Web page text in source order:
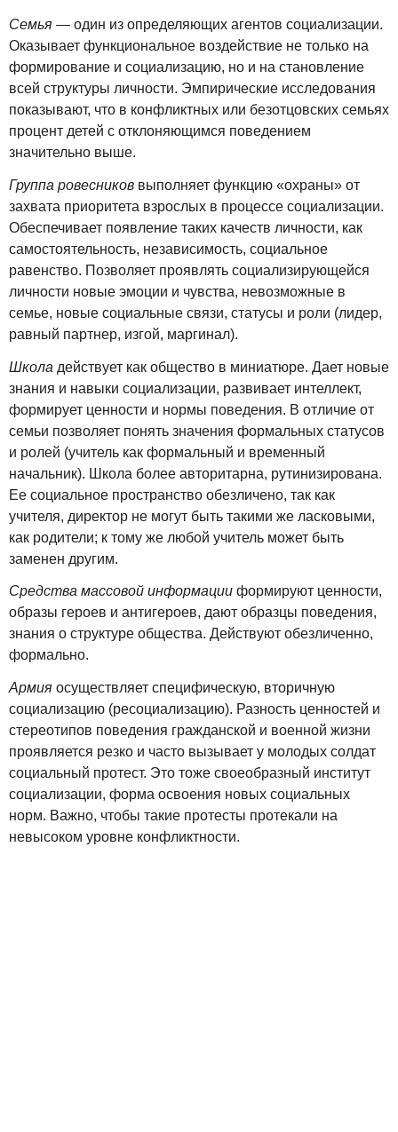
Семья — один из определяющих агентов социализации.
Оказывает функциональное воздействие не только на
формирование и социализацию, но и на становление
всей структуры личности. Эмпирические исследования
показывают, что в конфликтных или безотцовских семьях
процент детей с отклоняющимся поведением
значительно выше.
Группа ровесников выполняет функцию «охраны» от
захвата приоритета взрослых в процессе социализации.
Обеспечивает появление таких качеств личности, как
самостоятельность, независимость, социальное
равенство. Позволяет проявлять социализирующейся
личности новые эмоции и чувства, невозможные в
семье, новые социальные связи, статусы и роли (лидер,
равный партнер, изгой, маргинал).
Школа действует как общество в миниатюре. Дает новые
знания и навыки социализации, развивает интеллект,
формирует ценности и нормы поведения. В отличие от
семьи позволяет понять значения формальных статусов
и ролей (учитель как формальный и временный
начальник). Школа более авторитарна, рутинизирована.
Ее социальное пространство обезличено, так как
учителя, директор не могут быть такими же ласковыми,
как родители; к тому же любой учитель может быть
заменен другим.
Средства массовой информации формируют ценности,
образы героев и антигероев, дают образцы поведения,
знания о структуре общества. Действуют обезличенно,
формально.
Армия осуществляет специфическую, вторичную
социализацию (ресоциализацию). Разность ценностей и
стереотипов поведения гражданской и военной жизни
проявляется резко и часто вызывает у молодых солдат
социальный протест. Это тоже своеобразный институт
социализации, форма освоения новых социальных
норм. Важно, чтобы такие протесты протекали на
невысоком уровне конфликтности.